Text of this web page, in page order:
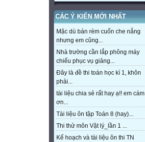
CÁC Ý KIẾN MỚI NHẤT
Mặc dù bán rèm cuốn che nắng
nhưng em cũng...
Nhà trường cần lắp phông máy
chiếu phục vụ giảng...
Đây là đề thi toán học kì 1, khôn
phải...
tài liệu chia sẻ rất hay ạ!! em cám
ơn...
Tài liệu ôn tập Toán 8 (hay)...
Thi thử môn Vật lý_lần 1 ...
Kế hoạch và tài liệu ôn thi TN